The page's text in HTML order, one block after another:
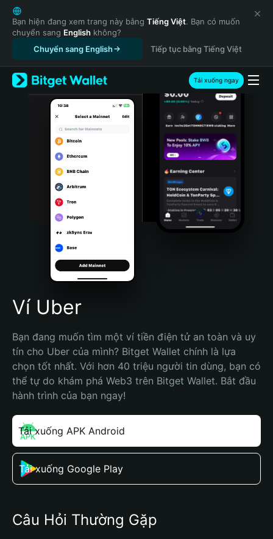
English
日本語
Tiếng Việt
Русский
Español (Latinoamérica)
Türkçe
Italiano
Português (Portugal)
Bahasa Indonesia
Português (Brasil)
Español (Argentina)
Bạn hiện đang xem trang này bằng Tiếng Việt. Bạn có muốn
chuyển sang English không?
Chuyển sang English
Tiếp tục bằng Tiếng Việt
Tải xuống ngay
Ví Uber
Bạn đang muốn tìm một ví tiền điện tử an toàn và uy
tín cho Uber của mình? Bitget Wallet chính là lựa
chọn tốt nhất. Với hơn 40 triệu người tin dùng, bạn có
thể tự do khám phá Web3 trên Bitget Wallet. Bắt đầu
hành trình của bạn ngay!
Tải xuống APK Android
Tải xuống Google Play
Câu Hỏi Thường Gặp